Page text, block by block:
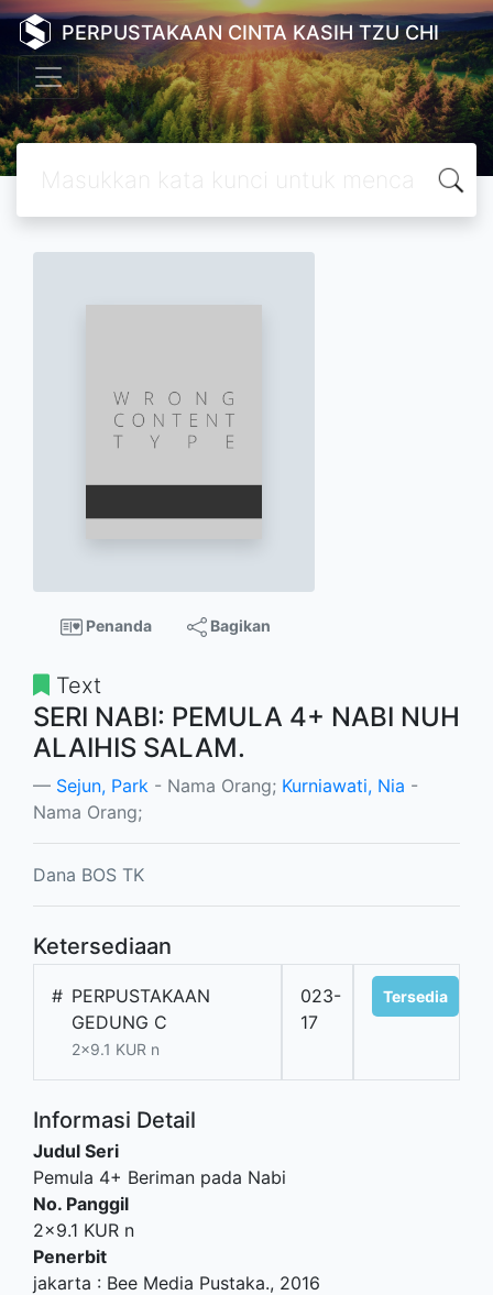
PERPUSTAKAAN CINTA KASIH TZU CHI
Penanda Bagikan
Text
SERI NABI: PEMULA 4+ NABI NUH
ALAIHIS SALAM.
Sejun, Park - Nama Orang; Kurniawati, Nia -
Nama Orang;
Dana BOS TK
Ketersediaan
# PERPUSTAKAAN
GEDUNG C
2x9.1 KUR n
023-
17
Tersedia
Informasi Detail
Judul Seri
Pemula 4+ Beriman pada Nabi
No. Panggil
2x9.1 KUR n
Penerbit
jakarta : Bee Media Pustaka., 2016